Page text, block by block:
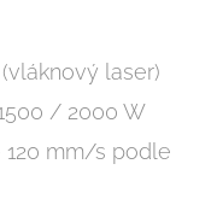
laser)
/ 2000 W
120 mm/s podle